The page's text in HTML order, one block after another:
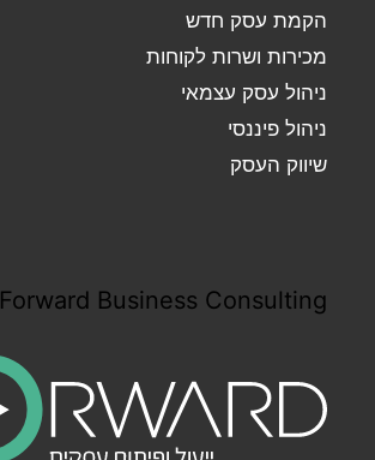
הקמת עסק חדש
מכירות ושרות לקוחות
ניהול עסק עצמאי
ניהול פיננסי
שיווק העסק
Forward Business Consulting